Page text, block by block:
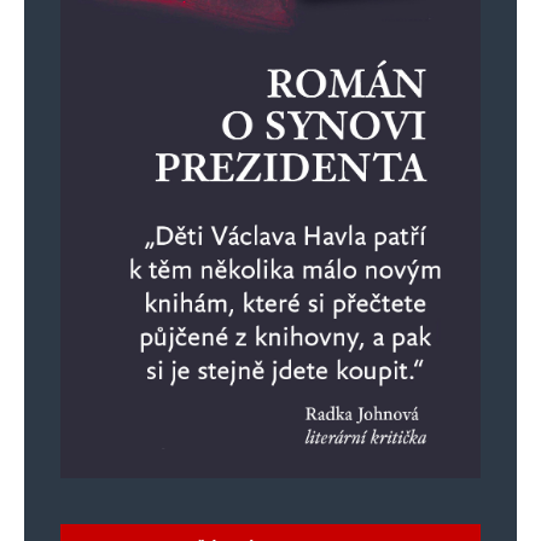
Zírám na to, co prováděl námestek Kolařík za
Piráty, také zuřivý bojovník za práva žen
v base za znásilnění..
Beztrestně, jak je u pětidemolice obvyklé.
idnes 8.11.2023: Pražští policisté odložili
prověřování incidentu z letošního června, při
kterém se dostali do potyčky tehdejší náměstek
ministra vnitra Lukáš Kolářík a jeho asistentka.
mezi Koláříkem, jeho manželkou a jeho